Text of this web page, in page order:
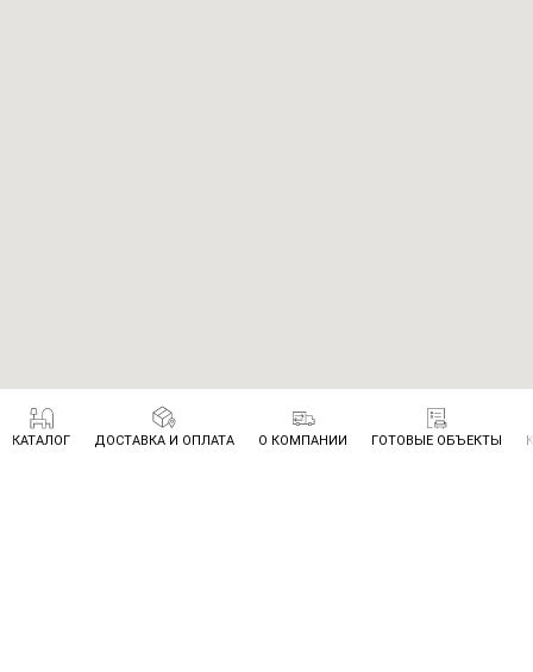
КАТАЛОГ ДОСТАВКА И ОПЛАТА О КОМПАНИИ ГОТОВЫЕ ОБЪЕКТЫ